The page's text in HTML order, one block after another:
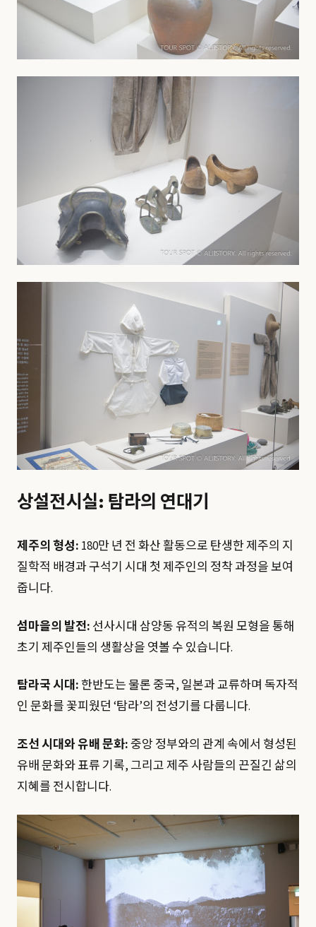
상설전시실: 탐라의 연대기
제주의 형성: 180만 년 전 화산 활동으로 탄생한 제주의 지
질학적 배경과 구석기 시대 첫 제주인의 정착 과정을 보여
줍니다.
섬마을의 발전: 선사시대 삼양동 유적의 복원 모형을 통해
초기 제주인들의 생활상을 엿볼 수 있습니다.
탐라국 시대:한반도는 물론 중국, 일본과 교류하며 독자적
인 문화를 꽃피웠던 ‘탐라’의 전성기를 다룹니다.
조선 시대와 유배 문화:중앙 정부와의 관계 속에서 형성된
유배 문화와 표류 기록, 그리고 제주 사람들의 끈질긴 삶의
지혜를 전시합니다.